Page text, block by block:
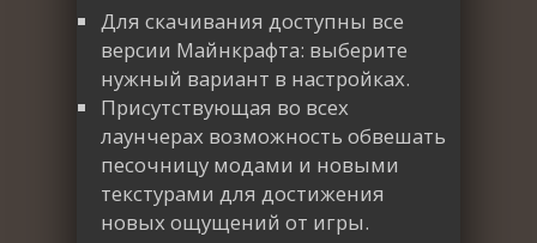
Для скачивания доступны все
версии Майнкрафта: выберите
нужный вариант в настройках.
Присутствующая во всех
лаунчерах возможность обвешать
песочницу модами и новыми
текстурами для достижения
новых ощущений от игры.